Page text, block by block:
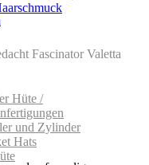
Hüte /
und Zylinder
Hats